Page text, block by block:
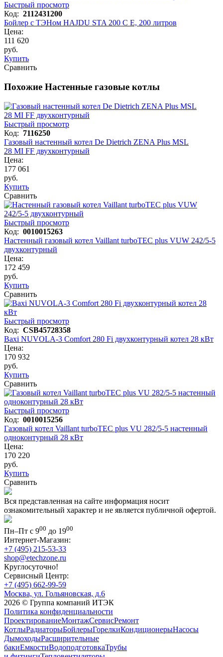
Быстрый просмотр
Код: 2112431200
Бойлер с ТЭНом HAJDU STA 200 С E, 200 литров
Цена:
111 620
руб.
Купить
Сравнить
Похожие Настенные газовые котлы
Быстрый просмотр
Код: 7116250
Газовый настенный котел De Dietrich ZENA Plus MSL
28 MI FF двухконтурный
Цена:
177 061
руб.
Купить
Сравнить
Быстрый просмотр
Код: 0010015263
Настенный газовый котел Vaillant turboTEC plus VUW 242/5-5
двухконтурный
Цена:
172 459
руб.
Купить
Сравнить
Быстрый просмотр
Код: CSB45728358
Baxi NUVOLA-3 Comfort 280 Fi двухконтурный котел 28 кВт
Цена:
170 932
руб.
Купить
Сравнить
Быстрый просмотр
Код: 0010015256
Газовый котел Vaillant turboTEC plus VU 282/5-5 настенный
одноконтурный 28 кВт
Цена:
170 220
руб.
Купить
Сравнить
Вся представленная на сайте информация носит
ознакомительный характер и не является публичной офертой.
Пн–Пт с 900 до 1900
Интернет-Магазин:
+7 (495) 215-53-33
shop@etechzone.ru
Круглосуточно!
Сервисный Центр:
+7 (495) 662-99-59
Москва, ул. Гольяновская, д.6
2026 © Группа компаний ИТЭК
Политика конфиденциальности
ПроектированиеМонтажСервисРемонт
КотлыРадиаторыБойлерыГорелкиКондиционерыНасосы
ДымоходыРасширительные
бакиЕмкостиВодоподготовкаТрубы